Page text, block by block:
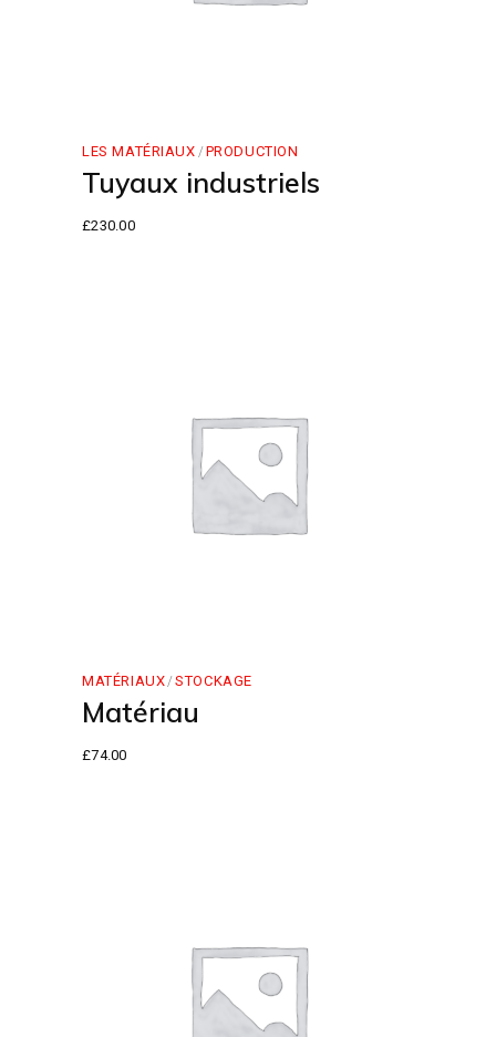
LES MATÉRIAUX PRODUCTION
Tuyaux industriels
£230.00
MATÉRIAUX STOCKAGE
Matériau
£74.00